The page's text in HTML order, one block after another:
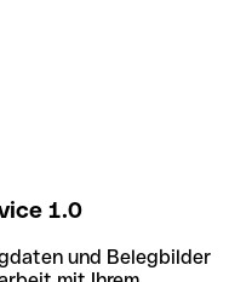
1.0
und Belegbilder